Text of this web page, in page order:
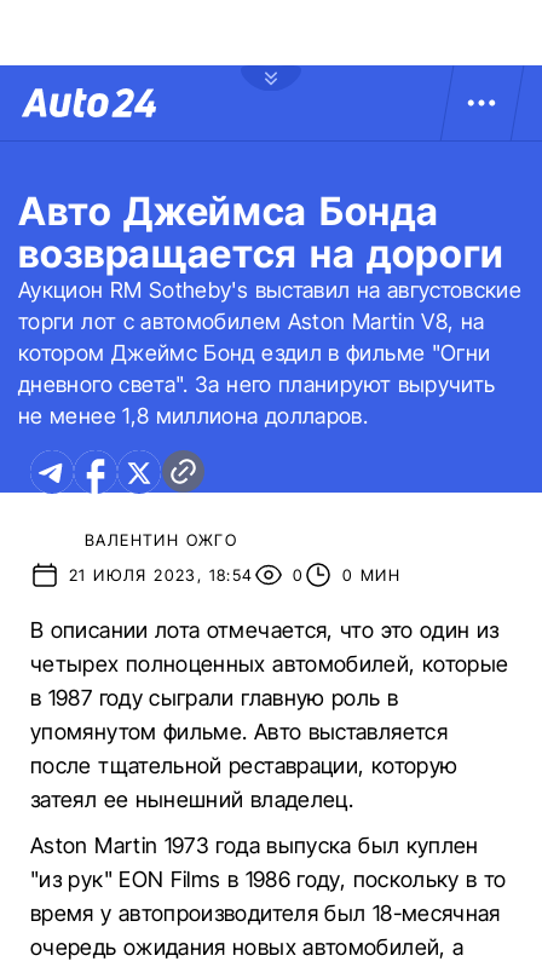
Авто Джеймса Бонда
возвращается на дороги
Аукцион RM Sotheby's выставил на августовские
торги лот с автомобилем Aston Martin V8, на
котором Джеймс Бонд ездил в фильме "Огни
дневного света". За него планируют выручить
не менее 1,8 миллиона долларов.
ВАЛЕНТИН ОЖГО
21 ИЮЛЯ 2023, 18:54
0 0 МИН
В описании лота отмечается, что это один из
четырех полноценных автомобилей, которые
в 1987 году сыграли главную роль в
упомянутом фильме. Авто выставляется
после тщательной реставрации, которую
затеял ее нынешний владелец.
Aston Martin 1973 года выпуска был куплен
"из рук" EON Films в 1986 году, поскольку в то
время у автопроизводителя был 18-месячная
очередь ожидания новых автомобилей, а